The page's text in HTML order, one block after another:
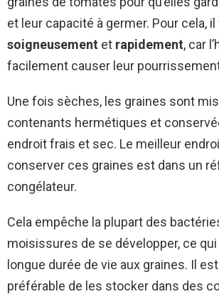
et leur capacité à germer. Pour cela,
soigneusement et rapidement, car
facilement causer leur
Une fois sèches, les graines sont
contenants hermétiques et
endroit frais et sec. Le meilleur
conserver ces graines est dans un
congélateur.
Cela empêche la plupart des
moisissures de se développer, ce
longue durée de vie aux graines. Il
préférable de les stocker dans des